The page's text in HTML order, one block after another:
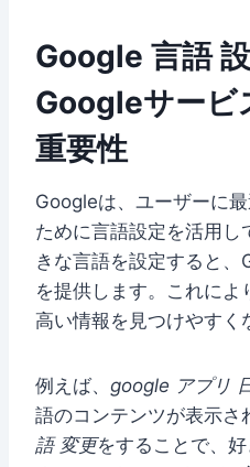
Google 言語
Googleサービ
重要性
Googleは、ユーザーに
ために言語設定を活用
きな言語を設定すると
を提供します。これに
高い情報を見つけやすく
例えば、 google アプリ
語のコンテンツが表示さ
語 変更をすることで、